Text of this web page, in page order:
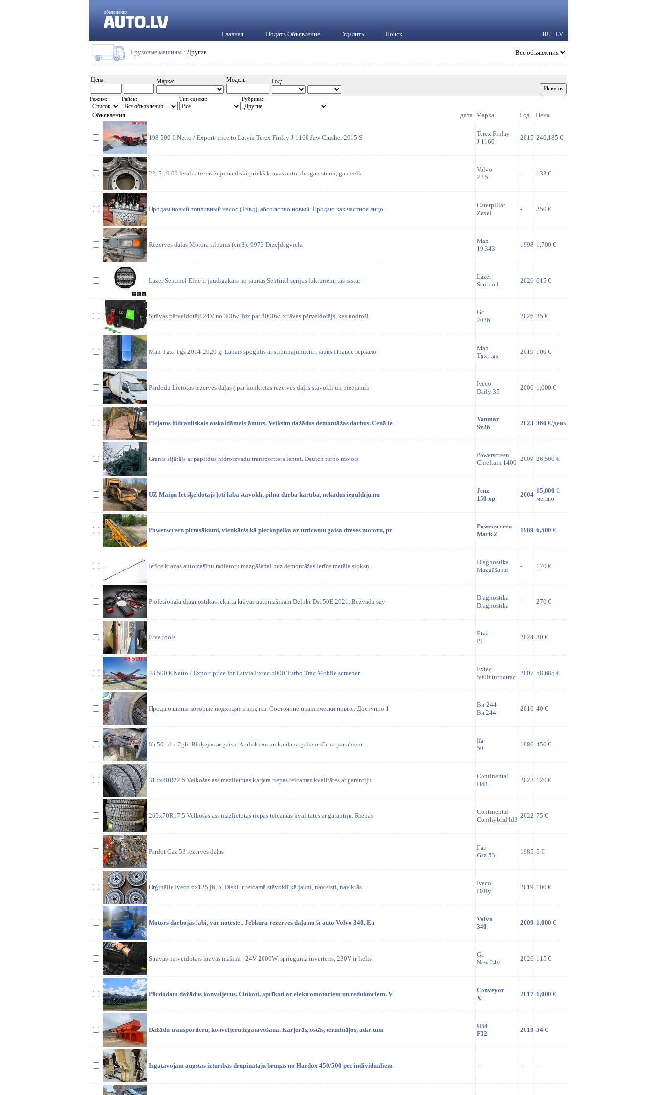
объявления
Главная Подать Объявление Удалить Поиск RU | LV
Грузовые машины : Другие
Цена:
-
Марка: Модель:
Год:
-
Режим: Район: Тип сделки: Рубрика:
Объявления дата Марка Год Цена
198 500 € Netto / Export price to Latvia Terex Finlay J-1160 Jaw Crusher 2015 S
Terex Finlay
J-1160
2015 240,185 €
22, 5 , 9.00 kvalitatīvi ražojuma diski priekš kravas auto. der gan stūrei, gan velk
Volvo
22.5
- 133 €
Продам новый топливный насос (Тнвд), абсолютно новый. Продаю как частное лицо.
Caterpillar
Zexel
- 350 €
Rezerves daļas Motora tilpums (cm3): 9973 Dīzeļdegviela
Man
19.343
1998 1,700 €
Lazer Sentinel Elite ir jaudīgākais no jaunās Sentinel sērijas lukturiem, tas izstar
Lazer
Sentinel
2026 615 €
Strāvas pārveidotāji 24V no 300w līdz pat 3000w. Strāvas pārveidotājs, kas nodroši
Gc
2026
2026 35 €
Man Tgx, Tgs 2014-2020 g. Labais spogulis ar stiprinājumiem , jauns Правое зеркало
Man
Tgx, tgs
2019 100 €
Pārdodu Lietotas rezerves daļas ( par konkrētas rezerves daļas stāvokli un pieejamīb
Iveco
Daily 35
2006 1,000 €
Piejams hidrauliskais atskaldāmais āmurs. Veiksim dažādus demontāžas darbus. Cenā ie
Yanmar
Sv26
2023 360 €/день
Grants sijātājs ar papildus hidroizvadu transportiera lentai. Deutch turbo motors
Powerscreen
Chieftain 1400
2009 26,500 €
UZ Maiņu Iet šķeldotājs ļoti labā stāvoklī, pilnā darba kārtībā, nekādus ieguldījumu
Jenz
150 xp
2004
15,000 €
меняю
Powerscreen pirmsākumi, vienkāršs kā pieckapeika ar uzticamu gaisa dzeses motoru, pr
Powerscreen
Mark 2
1989 6,500 €
Ierīce kravas automašīnu radiatoru mazgāšanai bez demontāžas Ierīce metāla sloksn
Diagnostika
Mazgāšanai
- 170 €
Profesionāla diagnostikas iekārta kravas automašīnām Delphi Ds150E 2021. Bezvadu sav
Diagnostika
Diagnostika
- 270 €
Etva tools
Etva
Pl
2024 30 €
48 500 € Netto / Export price for Latvia Extec 5000 Turbo Trac Mobile screener
Extec
5000 turbotrac
2007 58,685 €
Продаю шины которые подходят к зил, газ. Состояние практически новые. Доступно 1
Ви-244
Ви 244
2010 40 €
Ifa 50 tilti. 2gb. Bloķejas ar gaisu. Ar diskiem un kardana galiem. Cena par abiem.
Ifa
50
1986 450 €
315x80R22.5 Velkošas ass mazlietotas karjera riepas teicamas kvalitātes ar garantiju
Continental
Hd3
2023 120 €
265x70R17.5 Velkošas ass mazlietotas riepas teicamas kvalitātes ar garantiju. Riepas
Continental
Conihybrid ld3
2022 75 €
Pārdot Gaz 53 rezerves daļas
Газ
Gaz 53
1985 5 €
Orģinālie Iveco 6x125 j6, 5, Diski ir teicamā stāvoklī kā jauni, nav sisti, nav krās
Iveco
Daily
2019 100 €
Motors darbojas labi, var notestēt. Jebkura rezerves daļa no šī auto Volvo 340, Eu
Volvo
340
2009 1,000 €
Strāvas pārveidotājs kravas mašīnā - 24V 2000W, sprieguma inverteris, 230V ir lielis
Gc
New 24v
2026 115 €
Pārdodam dažādus konveijerus. Cinkoti, aprīkoti ar elektromotoriem un reduktoriem. V
Conveyor
Xl
2017 1,000 €
Dažādu transportieru, konveijeru izgatavošana. Karjerās, ostās, termināļos, atkritum
U34
F32
2019 54 €
Izgatavojam augstas izturības drupinātāju bruņas no Hardox 450/500 pēc individuāliem - - -